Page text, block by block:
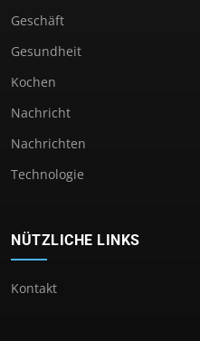
Geschäft
Gesundheit
Kochen
Nachricht
Nachrichten
Technologie
NÜTZLICHE LINKS
Kontakt